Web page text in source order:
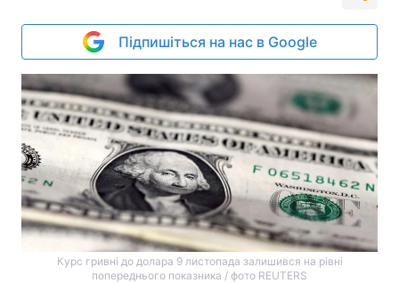
Підпишіться на нас в Google
Курс гривні до долара 9 листопада залишився на рівні
попереднього показника / фото REUTERS